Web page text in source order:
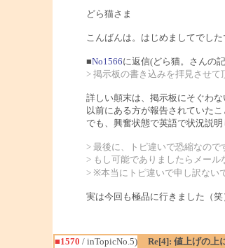
どら猫さま
こんばんは。はじめましてでした
■No1566に返信(どら猫。さんの
> 掲示板の書き込みを拝見させ
詳しい顛末は、掲示板にそぐわ
以前にある方が報告されていた
でも、興奮状態で英語で状況説
> 最後に、トピ違いで恐縮なので
> もし可能でありましたらメー
> ※本当にトピ違いで申し訳ない
実は今回も極品に行きました（
■1570 / inTopicNo.5)
Re[4]: 値上げの上